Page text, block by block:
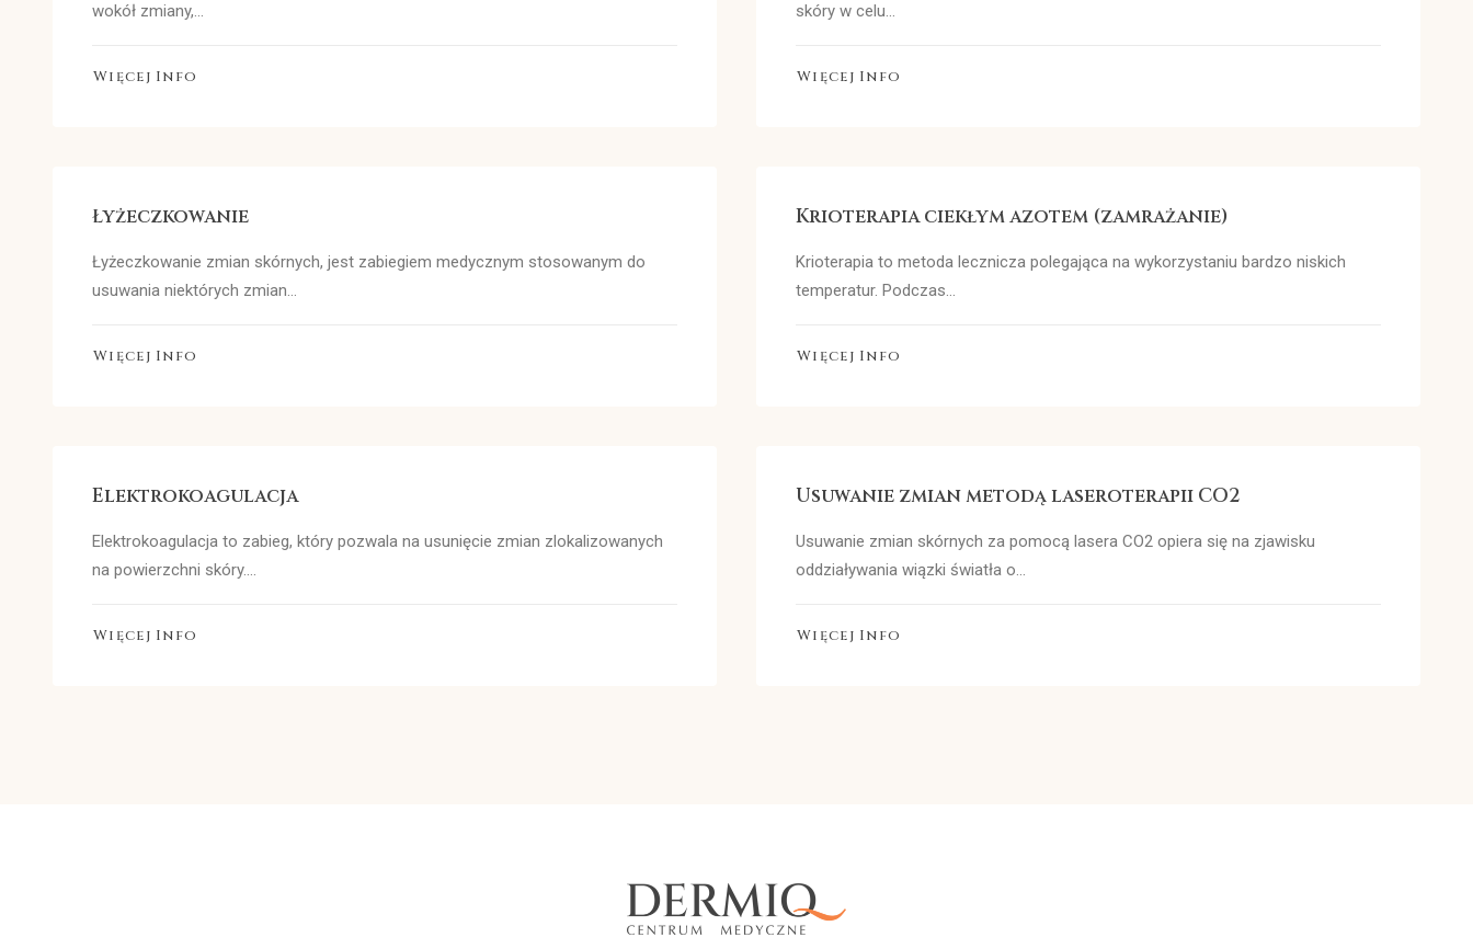
wokół zmiany,…
Więcej Info
skóry w celu…
Więcej Info
Łyżeczkowanie
Łyżeczkowanie zmian skórnych, jest zabiegiem medycznym stosowanym do
usuwania niektórych zmian…
Więcej Info
Krioterapia ciekłym azotem (zamrażanie)
Krioterapia to metoda lecznicza polegająca na wykorzystaniu bardzo niskich
temperatur. Podczas…
Więcej Info
Elektrokoagulacja
Elektrokoagulacja to zabieg, który pozwala na usunięcie zmian zlokalizowanych
na powierzchni skóry.…
Więcej Info
Usuwanie zmian metodą laseroterapii CO2
Usuwanie zmian skórnych za pomocą lasera CO2 opiera się na zjawisku
oddziaływania wiązki światła o…
Więcej Info